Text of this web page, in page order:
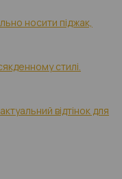
носити піджак,
стилі.
відтінок для